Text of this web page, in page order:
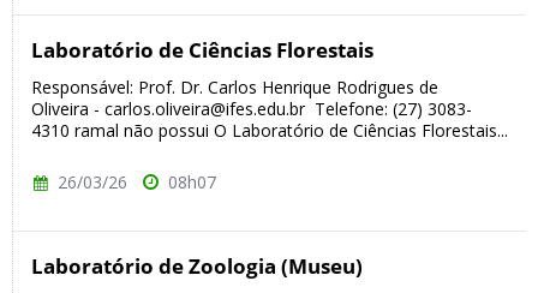
Laboratório de Ciências Florestais
Responsável: Prof. Dr. Carlos Henrique Rodrigues de
Oliveira - carlos.oliveira@ifes.edu.br Telefone: (27) 3083-
4310 ramal não possui O Laboratório de Ciências Florestais...
26/03/26 08h07
Laboratório de Zoologia (Museu)